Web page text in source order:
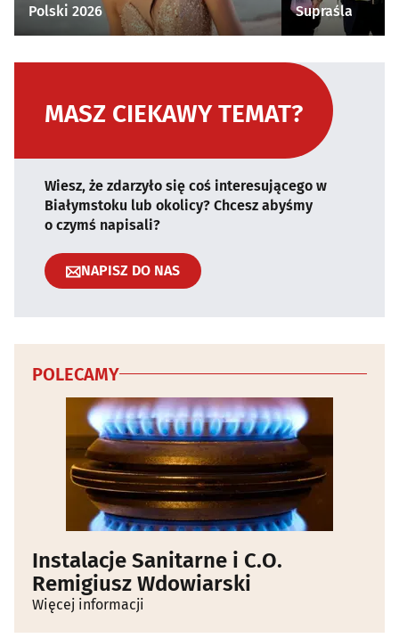
Polski 2026
Supraśla
MASZ CIEKAWY TEMAT?
Wiesz, że zdarzyło się coś interesującego w
Białymstoku lub okolicy? Chcesz abyśmy
o czymś napisali?
NAPISZ DO NAS
POLECAMY
Instalacje Sanitarne i C.O.
Remigiusz Wdowiarski
Więcej informacji